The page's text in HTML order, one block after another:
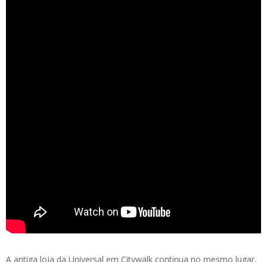
A antiga loja da Universal em Citywalk continua no mesmo lugar,